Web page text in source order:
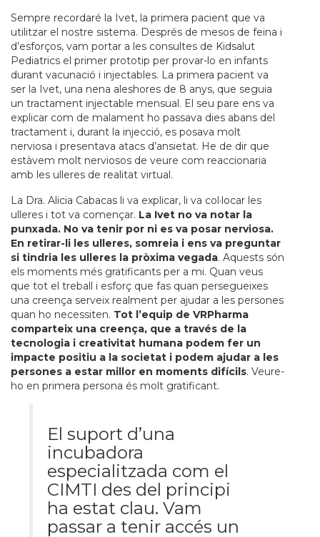
Sempre recordaré la Ivet, la primera pacient que va
utilitzar el nostre sistema. Després de mesos de feina i
d’esforços, vam portar a les consultes de Kidsalut
Pediatrics el primer prototip per provar-lo en infants
durant vacunació i injectables. La primera pacient va
ser la Ivet, una nena aleshores de 8 anys, que seguia
un tractament injectable mensual. El seu pare ens va
explicar com de malament ho passava dies abans del
tractament i, durant la injecció, es posava molt
nerviosa i presentava atacs d’ansietat. He de dir que
estàvem molt nerviosos de veure com reaccionaria
amb les ulleres de realitat virtual.
La Dra. Alicia Cabacas li va explicar, li va col·locar les
ulleres i tot va començar. La Ivet no va notar la
punxada. No va tenir por ni es va posar nerviosa.
En retirar-li les ulleres, somreia i ens va preguntar
si tindria les ulleres la pròxima vegada. Aquests són
els moments més gratificants per a mi. Quan veus
que tot el treball i esforç que fas quan persegueixes
una creença serveix realment per ajudar a les persones
quan ho necessiten. Tot l’equip de VRPharma
comparteix una creença, que a través de la
tecnologia i creativitat humana podem fer un
impacte positiu a la societat i podem ajudar a les
persones a estar millor en moments difícils. Veure-
ho en primera persona és molt gratificant.
El suport d’una
incubadora
especialitzada com el
CIMTI des del principi
ha estat clau. Vam
passar a tenir accés un